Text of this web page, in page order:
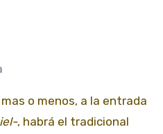
, habrá el tradicional